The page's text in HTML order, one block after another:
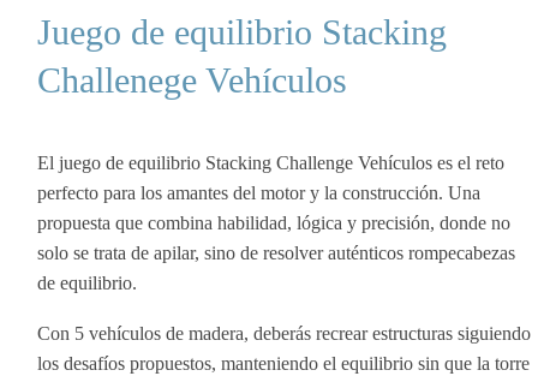
Juego de equilibrio Stacking
Challenege Vehículos
El juego de equilibrio Stacking Challenge Vehículos es el reto
perfecto para los amantes del motor y la construcción. Una
propuesta que combina habilidad, lógica y precisión, donde no
solo se trata de apilar, sino de resolver auténticos rompecabezas
de equilibrio.
Con 5 vehículos de madera, deberás recrear estructuras siguiendo
los desafíos propuestos, manteniendo el equilibrio sin que la torre